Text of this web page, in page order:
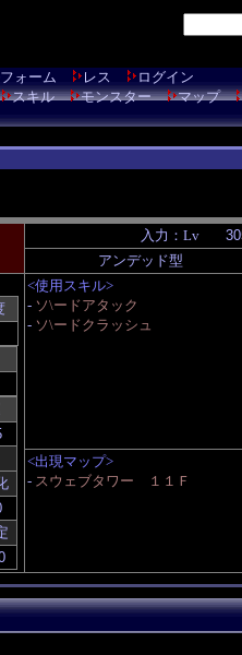
ォーム レス
ログイン
スキル モンスター マップ
入力：Lv
アンデッド型
<使用スキル>
- ソ\ードアタック
- ソ\ードクラッシュ
<出現マップ>
- スウェブタワー １１Ｆ